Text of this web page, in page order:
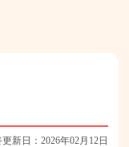
新日：2026年02月12日